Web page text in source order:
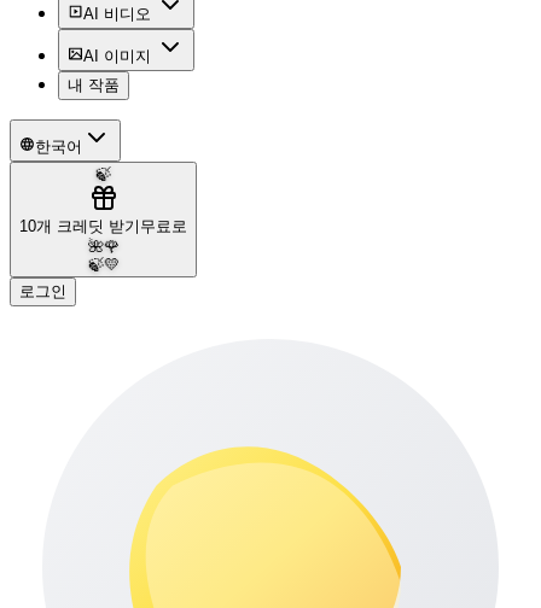
AI 비디오
AI 이미지
내 작품
한국어
🍃
10개 크레딧 받기 무료로
🌺🌹
🍃💛
로그인